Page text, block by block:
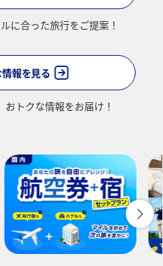
に合った旅行をご提案！
報を見る
おトクな情報をお届け！